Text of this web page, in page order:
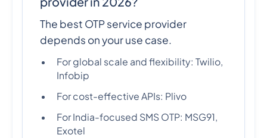
The best OTP service provider
depends on your use case.
For global scale and flexibility: Twilio,
Infobip
For cost-effective APIs: Plivo
For India-focused SMS OTP: MSG91,
Exotel